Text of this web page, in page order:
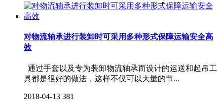
对物流轴承进行装卸时可采用多种形式保障运输安全高
效
通过手套以及专为装卸物流轴承而设计的运送和起吊工
具都是很好的做法，这样不仅可以大量的节...
2018-04-13 381